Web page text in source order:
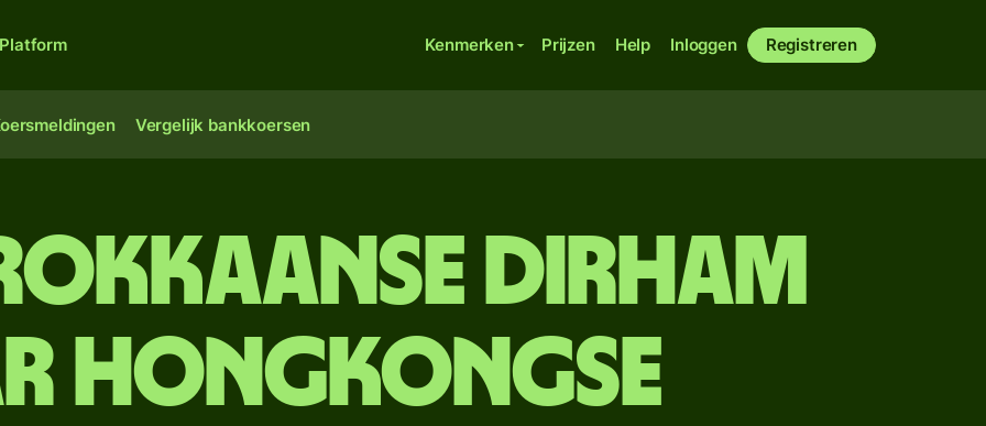
Platform Kenmerken Prijzen Help Inloggen Registreren
Vergelijk bankkoersen
dirham
Hongkongse